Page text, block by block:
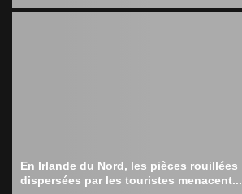
En Irlande du Nord, les pièces rouillées
dispersées par les touristes menacent...